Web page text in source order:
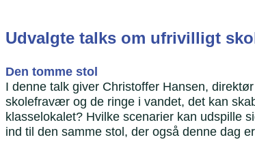
Udvalgte talks om ufrivilligt
Den tomme stol
I denne talk giver Christoffer Hansen,
skolefravær og de ringe i vandet, det kan
klasselokalet? Hvilke scenarier kan udspille
ind til den samme stol, der også denne dag